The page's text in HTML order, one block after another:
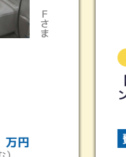
Ｓさま
UB グラ
万円